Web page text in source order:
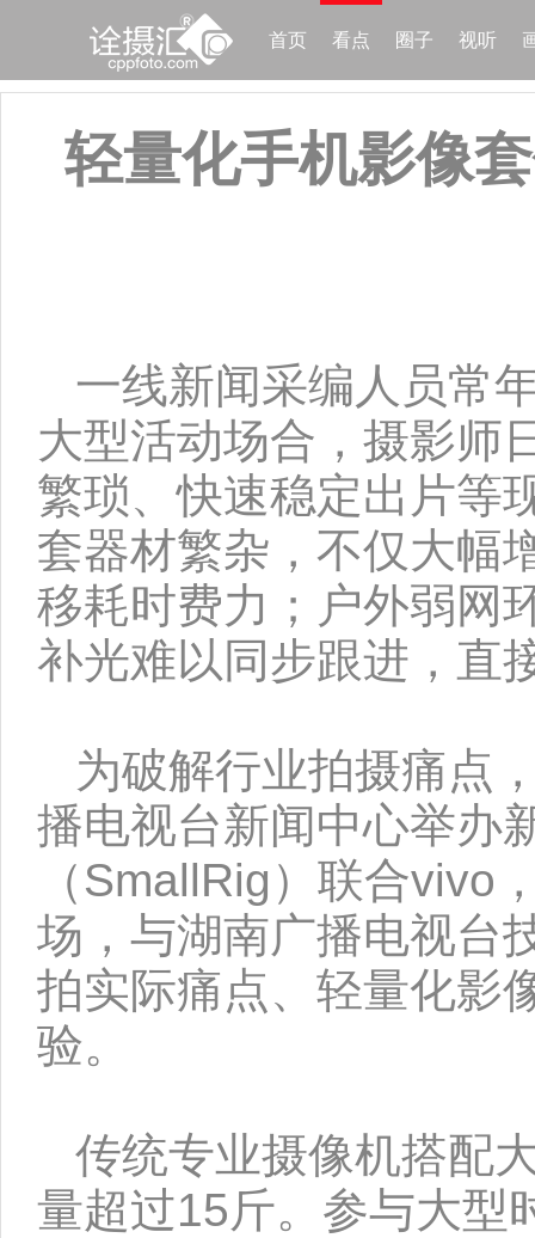
首页 看点 圈子 视听
轻量化手机影像
一线新闻采编人员常
大型活动场合，摄影师
繁琐、快速稳定出片等
套器材繁杂，不仅大幅
移耗时费力；户外弱网
补光难以同步跟进，直
为破解行业拍摄痛点
播电视台新闻中心举办
（SmallRig）联合vivo
场，与湖南广播电视台
拍实际痛点、轻量化影
验。
传统专业摄像机搭配
量超过15斤。参与大型